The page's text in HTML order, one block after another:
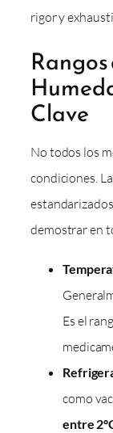
rigor y
Clave
No todos los
condiciones.
demostrar en
Es el
como
entre